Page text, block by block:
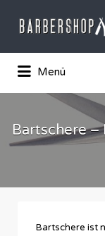
Das
Suchen
nach:
Menü
Bartschere –
Bartschere ist